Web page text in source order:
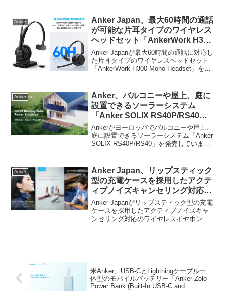
たが、このアップグレード版のEufy
SmartTrack Card E30のタイムセールが開
催されています。
Anker
Anker Japan、最大60時間の通話
が可能な片耳タイプのワイヤレス
ヘッドセット「AnkerWork H300
Mono Headset」を発売。
Anker Japanが最大60時間の通話に対応し
た片耳タイプのワイヤレスヘッドセット
「AnkerWork H300 Mono Headset」を発
Anker
Anker、バルコニーや屋上、庭に
設置できるソーラーシステム
「Anker SOLIX RS40P/RS40
Balkonkraftwerk」をヨーロッパ
で発売。
Ankerがヨーロッパでバルコニーや屋上、
庭に設置できるソーラーシステム「Anker
SOLIX RS40P/RS40」を発売していま
Anker
Anker Japan、リップスティック
型の充電ケースを採用したアクテ
ィブノイズキャンセリング対応の
ワイヤレスイヤホン
「Soundcore A30i」を発売。
Anker Japanがリップスティック型の充電
ケースを採用したアクティブノイズキャ
ンセリング対応のワイヤレスイヤホン
米Anker、USB-CとLightningケーブル一
体型のモバイルバッテリー「Anker Zolo
Power Bank (Built-In USB-C and